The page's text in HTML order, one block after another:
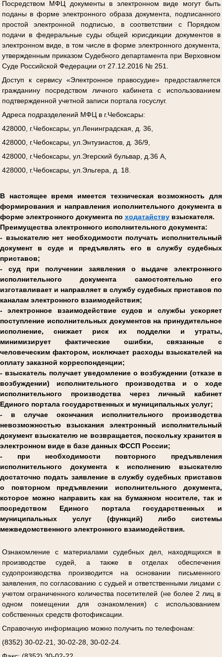
Посредством МФЦ документы в электронном виде могут быть
поданы в форме электронного образа документа, подписанного
простой электронной подписью, в соответствии с Порядком
подачи в федеральные суды общей юрисдикции документов в
электронном виде, в том числе в форме электронного документа,
утвержденным приказом Судебного департамента при Верховном
Суде Российской Федерации от 27.12.2016 № 251.
Доступ к сервису «Электронное правосудие» предоставляется
гражданину посредством личного кабинета с использованием
подтвержденной учетной записи портала госуслуг.
Адреса подразделений МФЦ в г.Чебоксары:
428000, г.Чебоксары, ул.Ленинградская, д. 36,
428000, г.Чебоксары, ул.Энтузиастов, д. 36/9,
428000, г.Чебоксары, ул.Эгерский бульвар, д.36 А,
428000, г.Чебоксары, ул.Эльгера, д. 18.
В настоящее время имеется техническая возможность для
формирования и направления исполнительного документа в
форме электронного документа по ходатайству взыскателя.
Преимущества электронного исполнительного документа:
- взыскателю нет необходимости получать исполнительный
документ в суде и предъявлять его в службу судебных
приставов;
- суд при получении заявления о выдаче электронного
исполнительного документа самостоятельно его
изготавливает и направляет в службу судебных приставов по
каналам электронного взаимодействия;
- электронное взаимодействие судов и службы ускоряет
поступление исполнительных документов на принудительное
исполнение, снижает риск их подделки и утраты,
минимизирует фактические ошибки, связанные с
человеческим фактором, исключает расходы взыскателей на
оплату заказной корреспонденции;
- взыскатель получает уведомление о возбуждении (отказе в
возбуждении) исполнительного производства и о ходе
исполнительного производства через личный кабинет
Единого портала государственных и муниципальных услуг;
- в случае окончания исполнительного производства
невозможностью взыскания электронный исполнительный
документ взыскателю не возвращается, поскольку хранится в
электронном виде в базе данных ФССП России;
- при необходимости повторного предъявления
исполнительного документа к исполнению взыскателю
достаточно подать заявление в службу судебных приставов
о повторном предъявлении исполнительного документа,
которое можно направить как на бумажном носителе, так и
посредством Единого портала государственных и
муниципальных услуг (функций) либо системы
межведомственного электронного взаимодействия.
Ознакомление с материалами судебных дел, находящихся в
производстве судей, а также в отделах обеспечения
судопроизводства производится на основании письменного
заявления, по согласованию с судьей и ответственными лицами с
учетом ограниченного количества посетителей (не более 2 лиц в
одном помещении для ознакомления) с использованием
собственных средств фотофиксации.
Справочную информацию можно получить по телефонам:
(8352) 30-02-21, 30-02-28, 30-02-24.